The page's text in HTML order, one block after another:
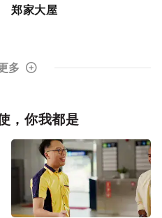
郑家大屋
多
，你我都是